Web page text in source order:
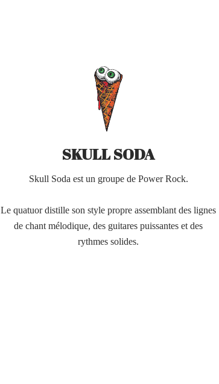
SKULL SODA
Skull Soda est un groupe de Power Rock.
Le quatuor distille son style propre assemblant des lignes
de chant mélodique, des guitares puissantes et des
rythmes solides.